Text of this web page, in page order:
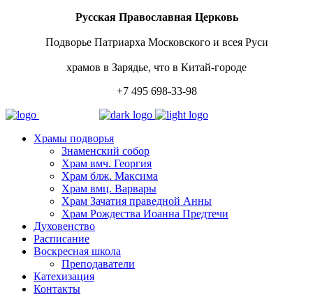
Русская Православная Церковь
Подворье Патриарха Московского и всея Руси
храмов в Зарядье, что в Китай-городе
+7 495 698-33-98
Храмы подворья
Знаменский собор
Храм вмч. Георгия
Храм блж. Максима
Храм вмц. Варвары
Храм Зачатия праведной Анны
Храм Рождества Иоанна Предтечи
Духовенство
Расписание
Воскресная школа
Преподаватели
Катехизация
Контакты